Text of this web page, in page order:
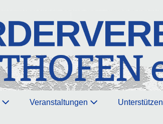
Veranstaltungen Unterstützen